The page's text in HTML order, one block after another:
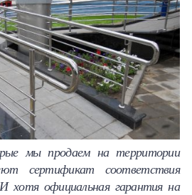
мы продаем на территории
сертификат соответствия
хотя официальная гарантия на